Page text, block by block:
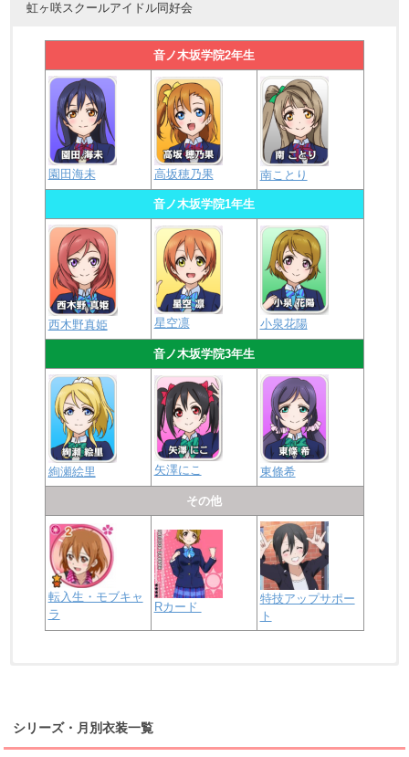
虹ヶ咲スクールアイドル同好会
音ノ木坂学院2年生
園田海未 高坂穂乃果 南ことり
音ノ木坂学院1年生
西木野真姫 星空凛 小泉花陽
音ノ木坂学院3年生
絢瀬絵里 矢澤にこ 東條希
その他
転入生・モブキャ
ラ
Rカード
特技アップサポー
ト
シリーズ・月別衣装一覧